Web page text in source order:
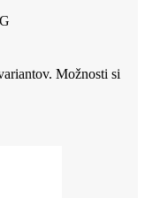
Možnosti si